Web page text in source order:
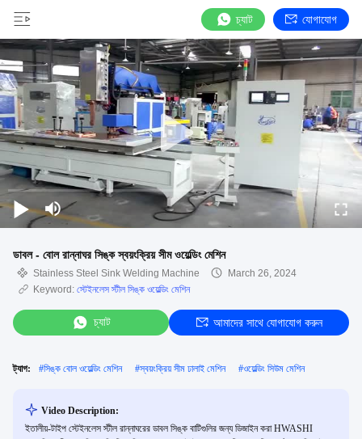
চ্যাট যোগাযোগ
ডাবল - বোল রান্নাঘর সিঙ্ক স্বয়ংক্রিয় সীম ওয়েল্ডিং মেশিন
Stainless Steel Sink Welding Machine
March 26, 2024
Keyword: স্টেইনলেস স্টীল সিঙ্ক ওয়েল্ডিং মেশিন
চ্যাট আমাদের সাথে যোগাযোগ করুন
ট্যাগ: #সিঙ্ক বোল ওয়েল্ডিং মেশিন #স্বয়ংক্রিয় সীম ঢালাই মেশিন #ওয়েল্ডিং সিউম মেশিন
Video Description:
ইতালীয়-টাইপ স্টেইনলেস স্টীল রান্নাঘরের ডাবল সিঙ্ক বাটিগুলির জন্য ডিজাইন করা HWASHI